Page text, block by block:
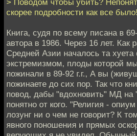
> Поводом чтобы убить?
скорее подробности как все было!
Книга, судя по всему писана в
автора в 1986. Через 16 лет. Как
Средней Азии началось та
экстремизмом, плоды которой
пожинали в 89-92 г.г., А вы
пожинаете до сих пор. Так что
повод, дабы "вдохновить" МД на
понятно от кого. "Религия -
лозунг ни о чем не говорит? К
явного поношения и прямых